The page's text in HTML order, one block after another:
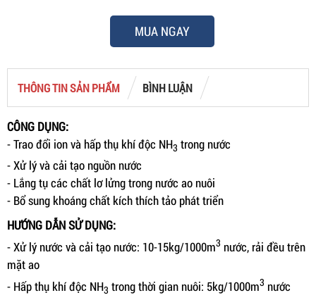
MUA NGAY
THÔNG TIN SẢN PHẨM BÌNH LUẬN
CÔNG DỤNG:
- Trao đổi ion và hấp thụ khí độc NH3 trong nước
- Xử lý và cải tạo nguồn nước
- Lắng tụ các chất lơ lửng trong nước ao nuôi
- Bổ sung khoáng chất kích thích tảo phát triển
HƯỚNG DẪN SỬ DỤNG:
- Xử lý nước và cải tạo nước: 10-15kg/1000m3 nước, rải đều trên
mặt ao
- Hấp thụ khí độc NH3 trong thời gian nuôi: 5kg/1000m3 nước